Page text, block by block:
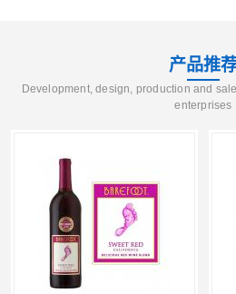
产品推
Development, design, production and
enterprises